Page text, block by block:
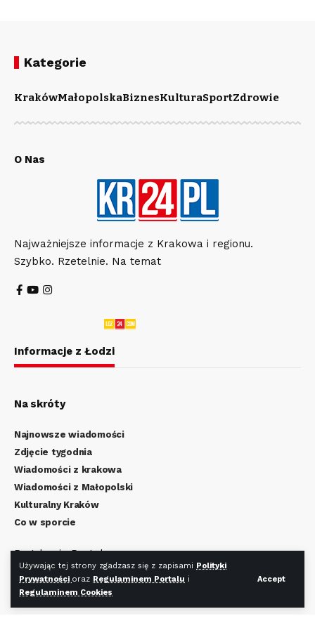
Używając tej strony zgadzasz się z zapisami Polityki
Prywatności oraz Regulaminem Portalu i
Regulaminem Cookies
Accept
Kategorie
KrakówMałopolskaBiznesKulturaSportZdrowie
O Nas
Najważniejsze informacje z Krakowa i regionu.
Szybko. Rzetelnie. Na temat
Informacje z Łodzi
Na skróty
Najnowsze wiadomości
Zdjęcie tygodnia
Wiadomości z krakowa
Wiadomości z Małopolski
Kulturalny Kraków
Co w sporcie
Regulamin Portalu
Polityka Prywatności
Regulamin Cookies